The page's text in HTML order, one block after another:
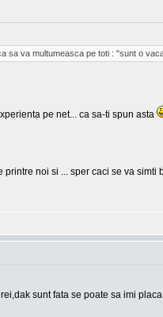
sa va multumeasca pe toti : "sunt o
pe net... ca sa-ti spun asta
noi si ... sper caci se va simti
sunt fata se poate sa imi